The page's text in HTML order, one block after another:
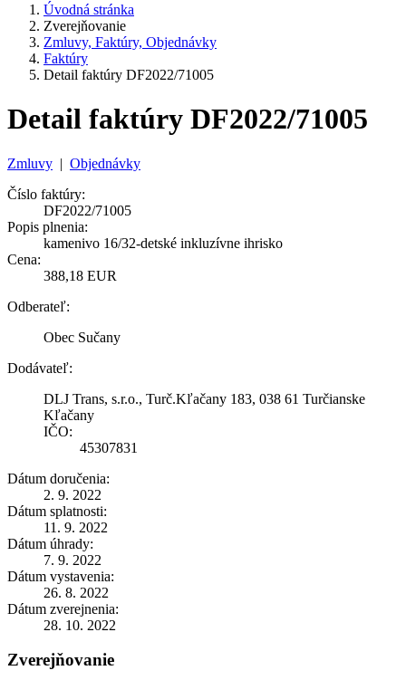
Úvodná stránka
Zverejňovanie
Zmluvy, Faktúry, Objednávky
Faktúry
Detail faktúry DF2022/71005
Detail faktúry DF2022/71005
Zmluvy | Objednávky
Číslo faktúry:
DF2022/71005
Popis plnenia:
kamenivo 16/32-detské inkluzívne ihrisko
Cena:
388,18 EUR
Odberateľ:
Obec Sučany
Dodávateľ:
DLJ Trans, s.r.o., Turč.Kľačany 183, 038 61 Turčianske
Kľačany
IČO:
45307831
Dátum doručenia:
2. 9. 2022
Dátum splatnosti:
11. 9. 2022
Dátum úhrady:
7. 9. 2022
Dátum vystavenia:
26. 8. 2022
Dátum zverejnenia:
28. 10. 2022
Zverejňovanie